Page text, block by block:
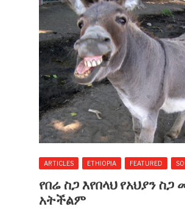
ARTICLES ETHIOPIA FEATURED
የበሬ ስጋ እየበላህ የአህያን ስጋ
አትችልም